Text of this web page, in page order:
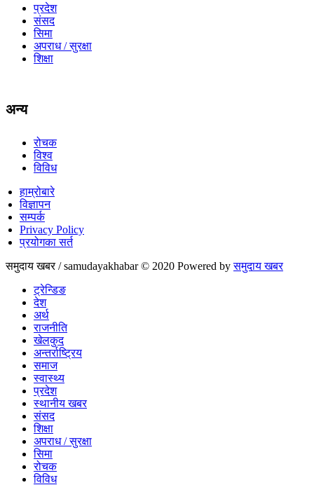
प्रदेश
संसद
सिमा
अपराध / सुरक्षा
शिक्षा
अन्य
रोचक
विश्व
विविध
हाम्रोबारे
विज्ञापन
सम्पर्क
Privacy Policy
प्रयोगका सर्त
समुदाय खबर / samudayakhabar © 2020 Powered byसमुदाय खबर
ट्रेन्डिङ
देश
अर्थ
राजनीति
खेलकुद
अन्तर्राष्ट्रिय
समाज
स्वास्थ्य
प्रदेश
स्थानीय खबर
संसद
शिक्षा
अपराध / सुरक्षा
सिमा
रोचक
विविध